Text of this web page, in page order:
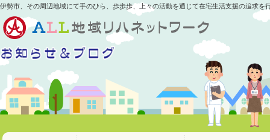
伊勢市、その周辺地域にて手のひら、歩歩歩、上々の活動を通じて在宅生活支援の追求を